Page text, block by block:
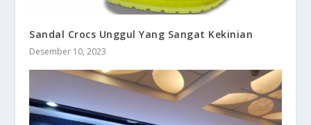
Sandal Crocs Unggul Yang Sangat Kekinian
Desember 10, 2023